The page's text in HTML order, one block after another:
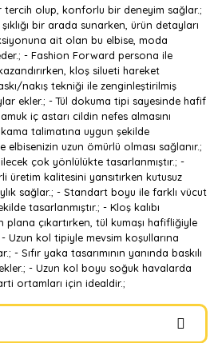
tercih olup, konforlu bir deneyim sağlar.;
bir arada sunarken, ürün detayları
ait olan bu elbise, moda
- Fashion Forward persona ile
kloş silueti hareket
nakış tekniği ile zenginleştirilmiş
ekler.; - Tül dokuma tipi sayesinde hafif
iç astarı cildin nefes almasını
talimatına uygun şekilde
uzun ömürlü olması sağlanır.;
çok yönlülükte tasarlanmıştır.; -
üretim kalitesini yansıtırken kutusuz
sağlar.; - Standart boyu ile farklı vücut
tasarlanmıştır.; - Kloş kalıbı
çıkartırken, tül kumaşı hafifliğiyle
Uzun kol tipiyle mevsim koşullarına
- Sıfır yaka tasarımının yanında baskılı
- Uzun kol boyu soğuk havalarda
ortamları için idealdir.;